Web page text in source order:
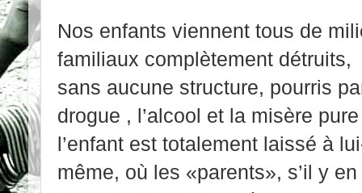
Nos enfants viennent tous de
familiaux complètement détruits,
sans aucune structure, pourris
drogue , l’alcool et la misère
l’enfant est totalement laissé à
même, où les «parents», s’il y en